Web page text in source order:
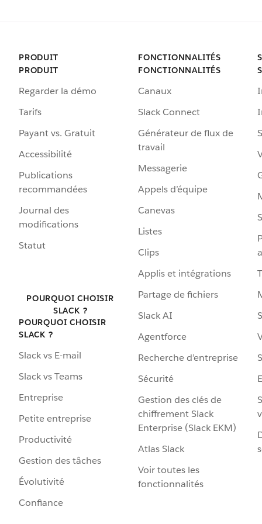
PRODUIT
PRODUIT
Regarder la démo
Tarifs
Payant vs. Gratuit
Accessibilité
Publications
recommandées
Journal des
modifications
Statut
POURQUOI CHOISIR
SLACK ?
POURQUOI CHOISIR
SLACK ?
Slack vs E-mail
Slack vs Teams
Entreprise
Petite entreprise
Productivité
Gestion des tâches
Évolutivité
Confiance
FONCTIONNALITÉS
FONCTIONNALITÉS
Canaux
Slack Connect
Générateur de flux de
travail
Messagerie
Appels d’équipe
Canevas
Listes
Clips
Applis et intégrations
Partage de fichiers
Slack AI
Agentforce
Recherche d’entreprise
Sécurité
Gestion des clés de
chiffrement Slack
Enterprise (Slack EKM)
Atlas Slack
Voir toutes les
fonctionnalités